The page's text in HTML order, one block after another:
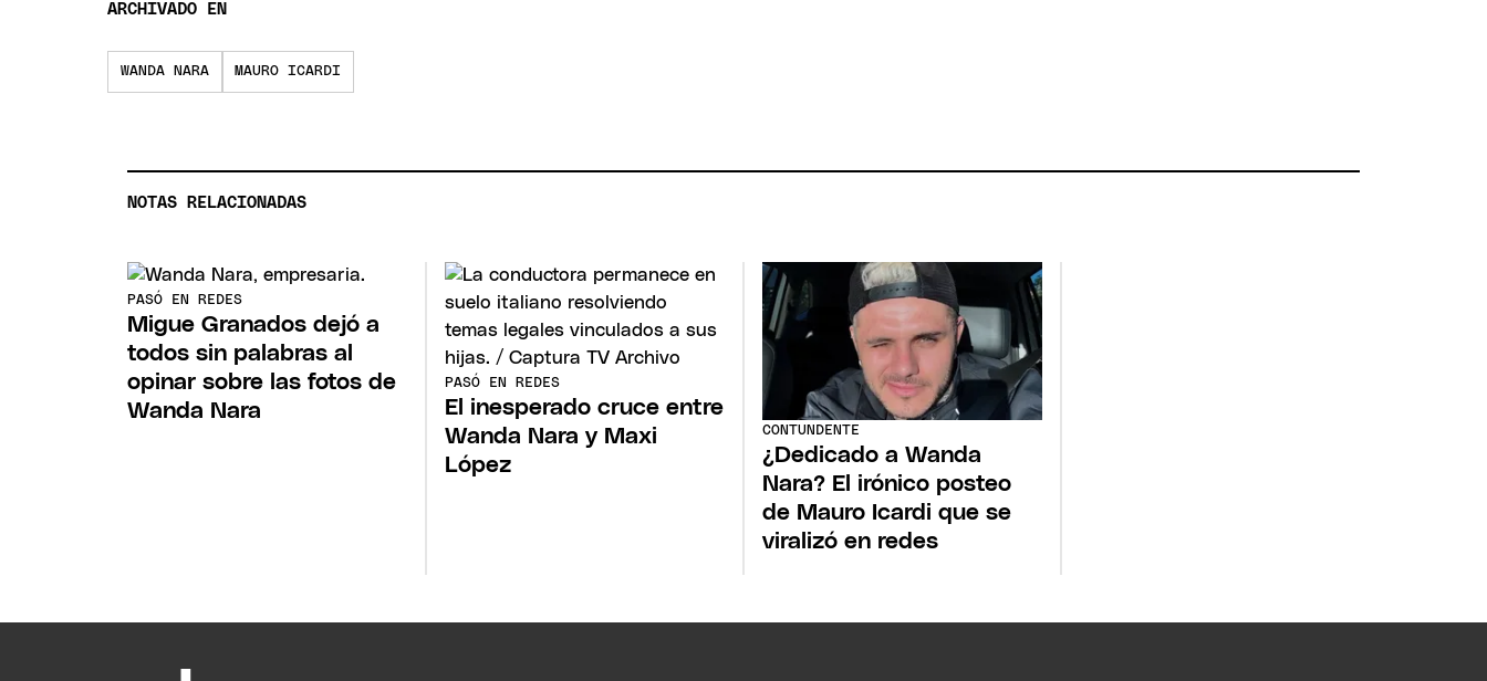
ARCHIVADO EN
WANDA NARA MAURO ICARDI
NOTAS RELACIONADAS
PASÓ EN REDES
Migue Granados dejó a
todos sin palabras al
opinar sobre las fotos de
Wanda Nara
PASÓ EN REDES
El inesperado cruce entre
Wanda Nara y Maxi
López
CONTUNDENTE
¿Dedicado a Wanda
Nara? El irónico posteo
de Mauro Icardi que se
viralizó en redes